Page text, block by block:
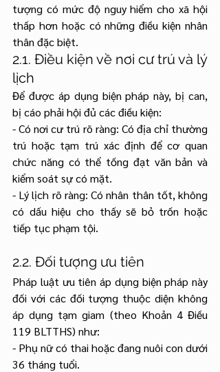
tượng có mức độ nguy hiểm cho xã hội
thấp hơn hoặc có những điều kiện nhân
thân đặc biệt.
2.1. Điều kiện về nơi cư trú và lý
lịch
Để được áp dụng biện pháp này, bị can,
bị cáo phải hội đủ các điều kiện:
- Có nơi cư trú rõ ràng: Có địa chỉ thường
trú hoặc tạm trú xác định để cơ quan
chức năng có thể tống đạt văn bản và
kiểm soát sự có mặt.
- Lý lịch rõ ràng: Có nhân thân tốt, không
có dấu hiệu cho thấy sẽ bỏ trốn hoặc
tiếp tục phạm tội.
2.2. Đối tượng ưu tiên
Pháp luật ưu tiên áp dụng biện pháp này
đối với các đối tượng thuộc diện không
áp dụng tạm giam (theo Khoản 4 Điều
119 BLTTHS) như:
- Phụ nữ có thai hoặc đang nuôi con dưới
36 tháng tuổi.